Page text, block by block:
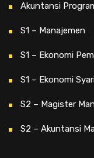
Akuntansi
S1 – Manajemen
S1 – Ekonomi
S1 – Ekonomi
S2 – Magister
S2 – Akuntansi